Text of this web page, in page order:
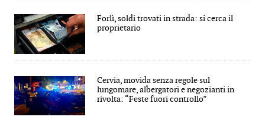
Forlì, soldi trovati in strada: si cerca il
proprietario
Cervia, movida senza regole sul
lungomare, albergatori e negozianti in
rivolta: “Feste fuori controllo”